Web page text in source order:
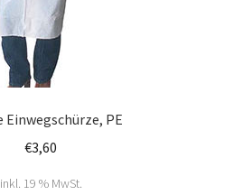
Einwegschürze, PE
€3,60
inkl. 19 % MwSt.